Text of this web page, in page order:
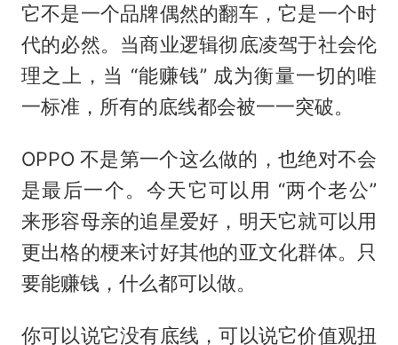
它不是一个品牌偶然的翻车，它是一个时
代的必然。当商业逻辑彻底凌驾于社会伦
理之上，当 “能赚钱” 成为衡量一切的唯
一标准，所有的底线都会被一一突破。
OPPO 不是第一个这么做的，也绝对不会
是最后一个。今天它可以用 “两个老公”
来形容母亲的追星爱好，明天它就可以用
更出格的梗来讨好其他的亚文化群体。只
要能赚钱，什么都可以做。
你可以说它没有底线，可以说它价值观扭